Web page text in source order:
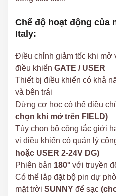
Chế độ hoạt động của
Italy:
Điều chỉnh giảm tốc khi mở
điều khiển GATE / USER
Thiết bị điều khiển có khả
và bên trái
Dừng cơ học có thể điều
chọn khi mở trên FIELD)
Tùy chọn bộ công tắc giới
vị điều khiển có quản lý
hoặc USER 2-24V DG)
Phiên bản 180° với truyền
Có thể lắp đặt bộ pin dự
mặt trời SUNNY để sạc